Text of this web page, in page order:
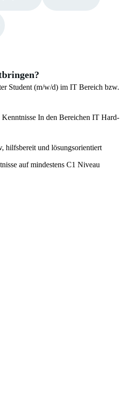
Student (m/w/d) im IT Bereich bzw.
In den Bereichen IT Hard-
hilfsbereit und lösungsorientiert
auf mindestens C1 Niveau